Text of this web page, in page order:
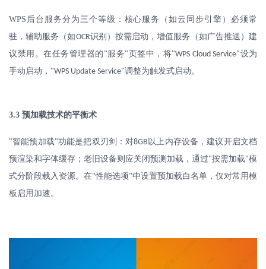
WPS 后台服务分为三个等级：核心服务（如云同步引擎）必须常
驻，辅助服务（如OCR识别）按需启动，增值服务（如广告推送）建
议禁用。在任务管理器的 "服务" 页签中，将"WPS Cloud Service"设为
手动启动， "WPS Update Service"调整为触发式启动。
3.3 预加载技术的平衡术
"智能预加载"功能是把双刃剑：对8GB 以上内存设备，建议开启文档
预渲染和字体缓存；老旧设备则应关闭预测加载，通过"按需加载"模
式分阶段载入资源。在"性能选项"中设置预加载白名单，仅对常用模
板启用加速。